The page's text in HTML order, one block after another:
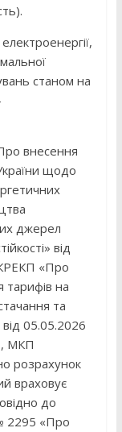
станом на
внесення
щодо
джерел
від
«Про
на
та
05.05.2026
МКП
розрахунок
враховує
до
2295 «Про